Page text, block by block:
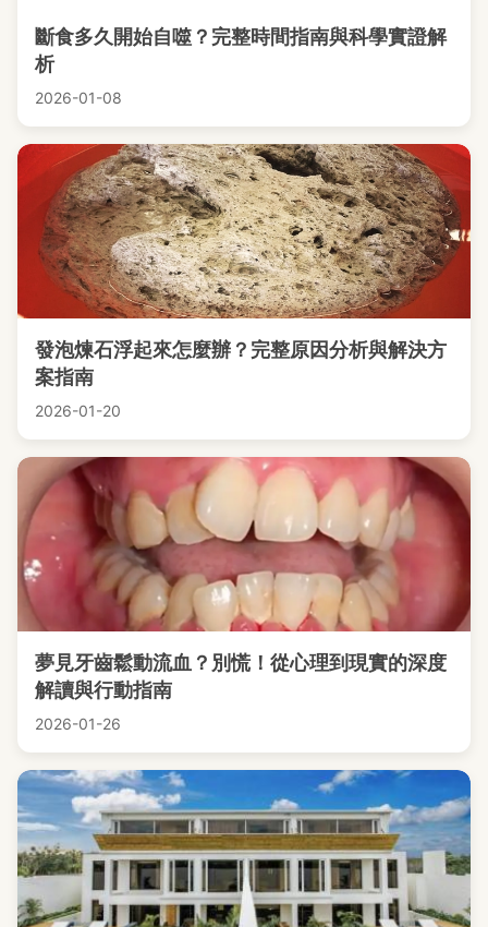
斷食多久開始自噬？完整時間指南與科學實證解
析
2026-01-08
發泡煉石浮起來怎麼辦？完整原因分析與解決方
案指南
2026-01-20
夢見牙齒鬆動流血？別慌！從心理到現實的深度
解讀與行動指南
2026-01-26